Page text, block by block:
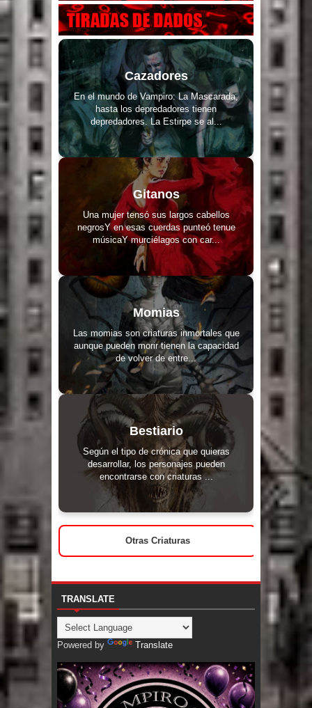
Cazadores
En el mundo de Vampiro: La Mascarada,
hasta los depredadores tienen
depredadores. La Estirpe se al...
Gitanos
Una mujer tensó sus largos cabellos
negrosY en esas cuerdas punteó tenue
músicaY murciélagos con car...
Momias
Las momias son criaturas inmortales que
aunque pueden morir tienen la capacidad
de volver de entre...
Bestiario
Según el tipo de crónica que quieras
desarrollar, los personajes pueden
encontrarse con criaturas ...
Otras Criaturas
TRANSLATE
Powered by Translate